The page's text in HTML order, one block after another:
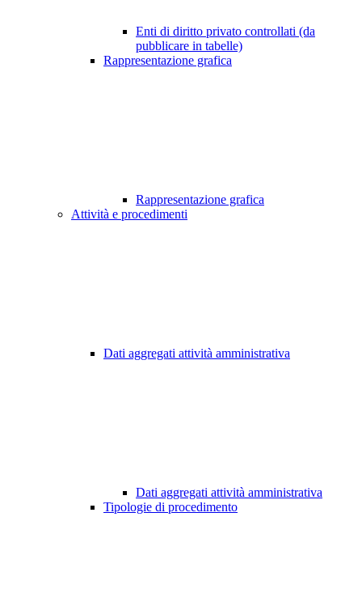
Enti di diritto privato controllati (da
pubblicare in tabelle)
Rappresentazione grafica
Rappresentazione grafica
Attività e procedimenti
Dati aggregati attività amministrativa
Dati aggregati attività amministrativa
Tipologie di procedimento